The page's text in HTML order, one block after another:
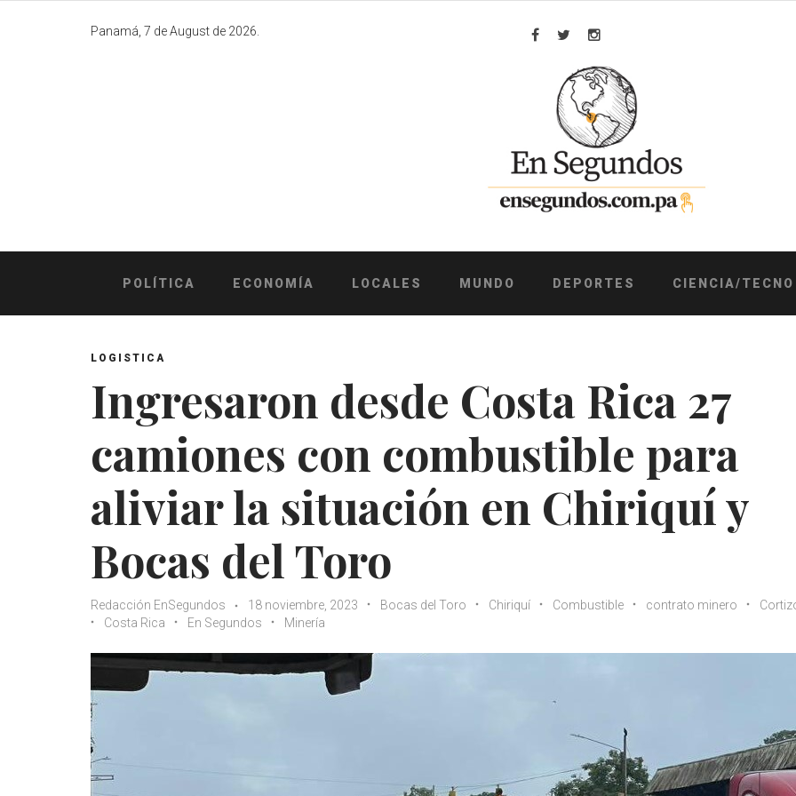
Panamá, 7 de August de 2026.
Facebook
TwitterInstagram
POLÍTICA ECONOMÍA LOCALES MUNDO DEPORTES CIENCIA/TECNO
LOGISTICA
Ingresaron desde Costa Rica 27
camiones con combustible para
aliviar la situación en Chiriquí y
Bocas del Toro
Redacción EnSegundos 18 noviembre, 2023 Bocas del Toro Chiriquí Combustible contrato minero
Costa Rica
En Segundos Minería